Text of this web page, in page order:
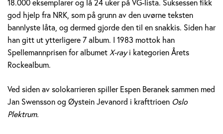
r
a
n
e
k
H
18.000 eksemplarer og lå 24 uker på VG-lista. Suksessen fikk
god hjelp fra NRK, som på grunn av den uvørne teksten
bannlyste låta, og dermed gjorde den til en snakkis. Siden har
han gitt ut ytterligere 7 album. I 1983 mottok han
Spellemannprisen for albumetX-rayi kategorien Årets
Rockealbum.
Ved siden av solokarrieren spiller Espen Beranek sammen med
Jan Swensson og Øystein Jevanord i krafttrioen Oslo
Plektrum.